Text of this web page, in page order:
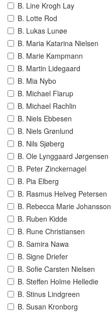
B. Line Krogh Lay
B. Lotte Rod
B. Lukas Lunøe
B. Maria Katarina Nielsen
B. Marie Kampmann
B. Martin Lidegaard
B. Mia Nybo
B. Michael Flarup
B. Michael Rachlin
B. Niels Ebbesen
B. Niels Grønlund
B. Nils Sjøberg
B. Ole Lynggaard Jørgensen
B. Peter Zinckernagel
B. Pia Elberg
B. Rasmus Helveg Petersen
B. Rebecca Marie Johansson
B. Ruben Kidde
B. Rune Christiansen
B. Samira Nawa
B. Signe Driefer
B. Sofie Carsten Nielsen
B. Steffen Holme Helledie
B. Stinus Lindgreen
B. Susan Kronborg